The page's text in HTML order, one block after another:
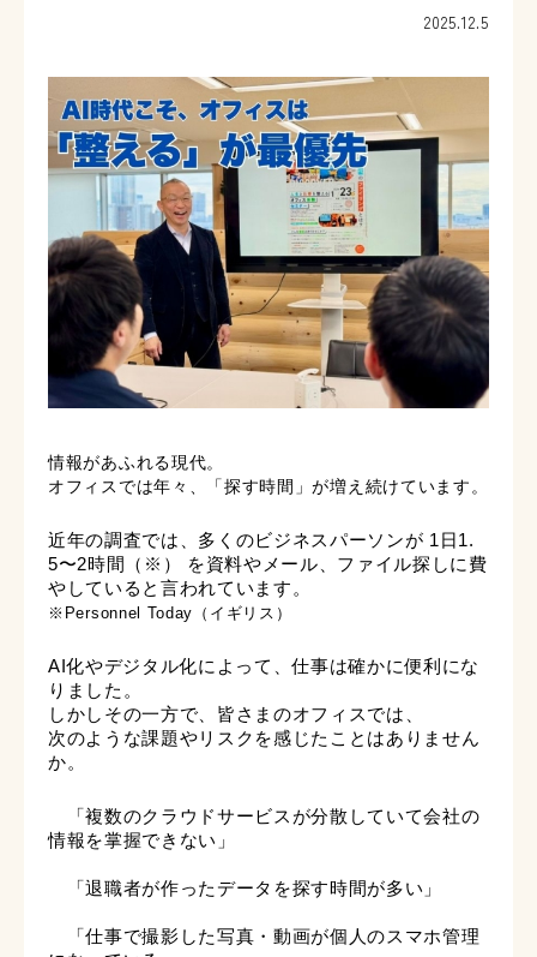
2025.12.5
情報があふれる現代。
オフィスでは年々、「探す時間」が増え続けています。
近年の調査では、 多くのビジネスパーソンが 1日1.
5〜2時間（※） を資料やメール、ファイル探しに費
やしていると言われています。
※Personnel Today（イギリス）
AI化やデジタル化によって、仕事は確かに便利にな
りました。
しかしその一方で、皆さまのオフィスでは、
次のような課題やリスクを感じたことはありません
か。
「複数のクラウドサービスが分散していて会社の
情報を掌握できない」
「退職者が作ったデータを探す時間が多い」
「仕事で撮影した写真・動画が個人のスマホ管理